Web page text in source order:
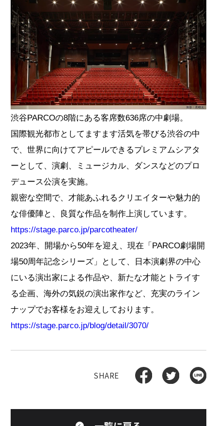
渋谷PARCOの8階にある客席数636席の中劇場。
国際観光都市としてますます活気を帯びる渋谷の中
で、世界に向けてアピールできるプレミアムシアタ
ーとして、演劇、ミュージカル、ダンスなどのプロ
デュース公演を実施。
親密な空間で、才能あふれるクリエイターや魅力的
な俳優陣と、良質な作品を制作上演しています。
https://stage.parco.jp/parcotheater/
2023年、開場から50年を迎え、現在「PARCO劇場開
場50周年記念シリーズ」として、日本演劇界の中心
にいる演出家による作品や、新たな才能とトライす
る企画、海外の気鋭の演出家作など、充実のライン
ナップでお客様をお迎えしております。
https://stage.parco.jp/blog/detail/3070/